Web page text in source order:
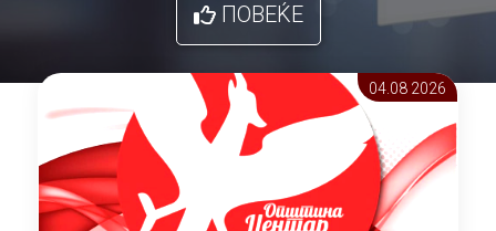
ПОВЕЌЕ
04.08 2026